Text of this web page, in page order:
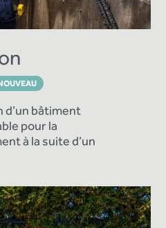
d’un bâtiment
pour la
à la suite d’un